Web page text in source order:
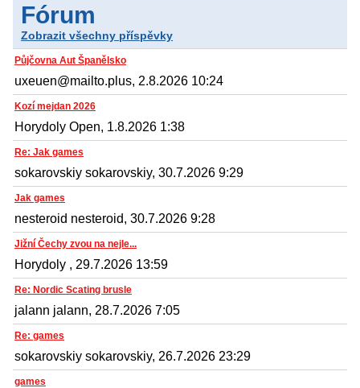
Fórum
Zobrazit všechny příspěvky
Půjčovna Aut Španělsko
uxeuen@mailto.plus, 2.8.2026 10:24
Kozí mejdan 2026
Horydoly Open, 1.8.2026 1:38
Re: Jak games
sokarovskiy sokarovskiy, 30.7.2026 9:29
Jak games
nesteroid nesteroid, 30.7.2026 9:28
Jižní Čechy zvou na nejle...
Horydoly , 29.7.2026 13:59
Re: Nordic Scating brusle
jalann jalann, 28.7.2026 7:05
Re: games
sokarovskiy sokarovskiy, 26.7.2026 23:29
games